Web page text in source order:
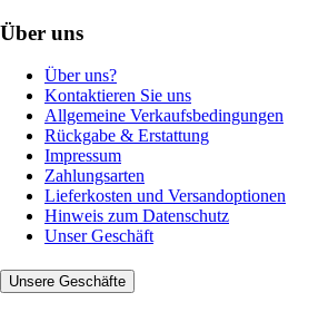
Über uns
Über uns?
Kontaktieren Sie uns
Allgemeine Verkaufsbedingungen
Rückgabe & Erstattung
Impressum
Zahlungsarten
Lieferkosten und Versandoptionen
Hinweis zum Datenschutz
Unser Geschäft
Unsere Geschäfte